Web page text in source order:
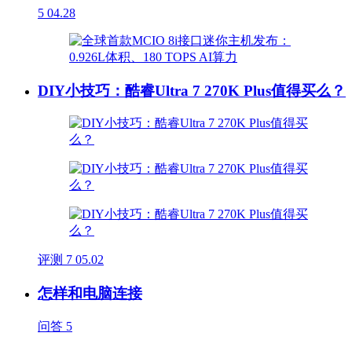
5 04.28
DIY小技巧：酷睿Ultra 7 270K Plus值得买么？
评测 7 05.02
怎样和电脑连接
问答 5